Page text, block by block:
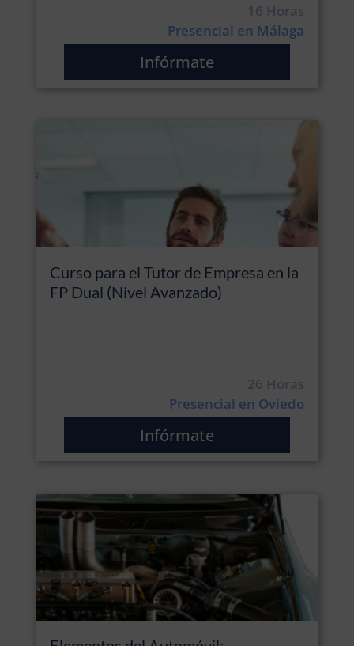
16 Horas
Presencial en Málaga
Infórmate
Curso para el Tutor de Empresa en la
FP Dual (Nivel Avanzado)
26 Horas
Presencial en Oviedo
Infórmate